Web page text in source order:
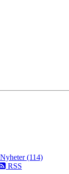
Nyheter (114)
RSS